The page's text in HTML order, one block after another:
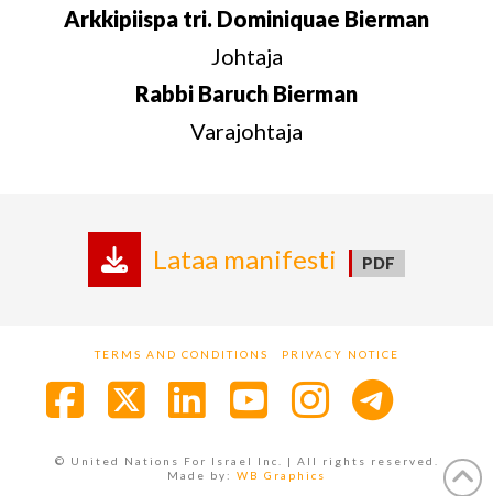
Arkkipiispa tri. Dominiquae Bierman
Johtaja
Rabbi Baruch Bierman
Varajohtaja
Lataa manifesti
TERMS AND CONDITIONS PRIVACY NOTICE
© United Nations For Israel Inc. | All rights reserved.
Made by: WB Graphics